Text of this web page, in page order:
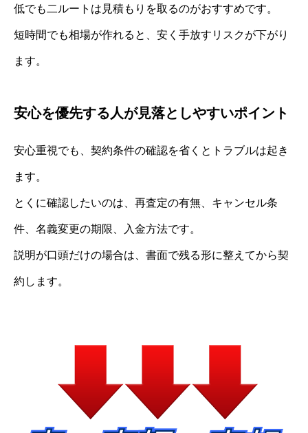
低でも二ルートは見積もりを取るのがおすすめです。
短時間でも相場が作れると、安く手放すリスクが下がり
ます。
安心を優先する人が見落としやすいポイント
安心重視でも、契約条件の確認を省くとトラブルは起き
ます。
とくに確認したいのは、再査定の有無、キャンセル条
件、名義変更の期限、入金方法です。
説明が口頭だけの場合は、書面で残る形に整えてから契
約します。